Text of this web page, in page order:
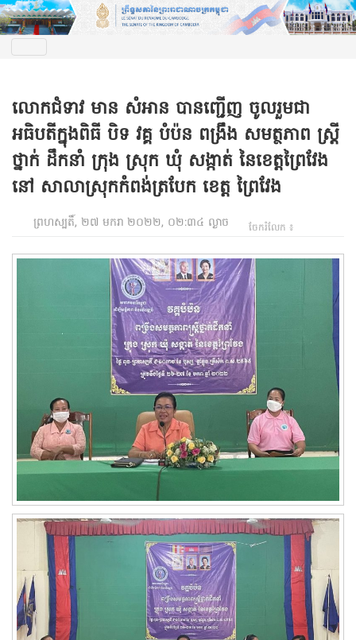
លោកជំទាវ មាន សំអាន បានញ្ជេីញ ចូលរួមជា
អធិបតីក្នុងពិធី បិទ វគ្គ បំប៉ន ពង្រឹង សមត្ថភាព ស្រ្តី
ថ្នាក់ ដឹកនាំ ក្រុង ស្រុក ឃុំ សង្កាត់ នៃខេត្តព្រៃវែង
នៅ សាលាស្រុកកំពង់ត្របែក ខេត្ត ព្រៃវែង
ព្រហស្បតិ៍, ២៧ មករា ២០២២, ០២:៣៤ ល្ងាច ចែករំលែក ៖